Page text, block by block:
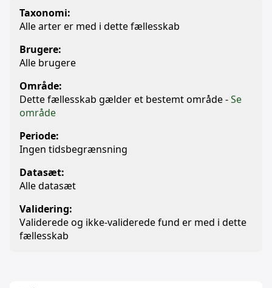
Taxonomi:
Alle arter er med i dette fællesskab
Brugere:
Alle brugere
Område:
Dette fællesskab gælder et bestemt område -Se
område
Periode:
Ingen tidsbegrænsning
Datasæt:
Alle datasæt
Validering:
Validerede og ikke-validerede fund er med i dette
fællesskab